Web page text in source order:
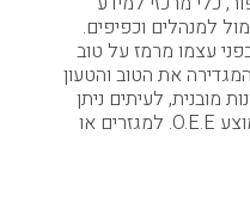
למנהלים וכפיפים.
עצמו מרמז על טוב
את הטוב והטעון
מובנית, לעיתים ניתן
להתייחס בחלק מהמקרים לממוצע O.E.E. למגזרים או